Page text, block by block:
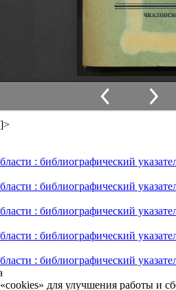
: библиографический
: библиографический
: библиографический
: библиографический
: библиографический
для улучшения работы и